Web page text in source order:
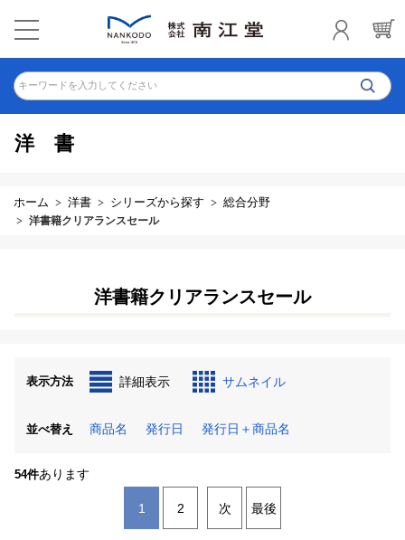
キーワードを入力してください
洋書
ホーム 洋書 シリーズから探す 総合分野
洋書籍クリアランスセール
洋書籍クリアランスセール
表示方法 詳細表示 サムネイル
並べ替え 商品名 発行日 発行日＋商品名
54件あります
1 2 次 最後